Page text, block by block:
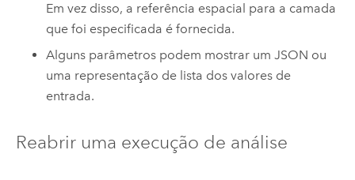
Em vez disso, a referência espacial para a camada
que foi especificada é fornecida.
Alguns parâmetros podem mostrar um JSON ou
uma representação de lista dos valores de
entrada.
Reabrir uma execução de análise